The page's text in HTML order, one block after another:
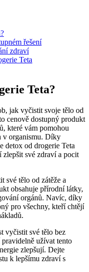
řešení
zdraví
Teta
Teta?
jak vyčistit svoje tělo od
cenově dostupný produkt
které vám pomohou
v organismu. Díky
detox od drogerie Teta
své zdraví a pocit
své tělo od zátěže a
obsahuje přírodní látky,
orgánů. Navíc, díky
pro všechny, kteří chtějí
vyčistit své tělo bez
užívat tento
zlepšují. Dejte
k lepšímu zdraví s